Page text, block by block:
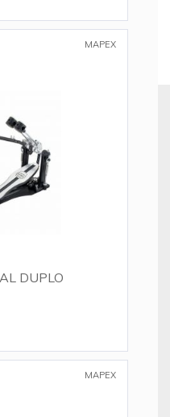
MAPEX
DUPLO
MAPEX